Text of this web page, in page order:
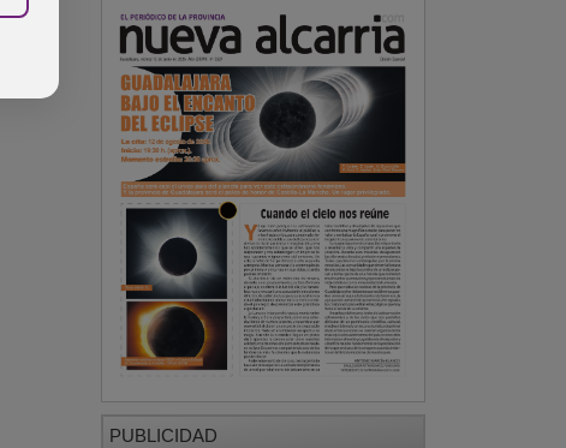
PUBLICIDAD